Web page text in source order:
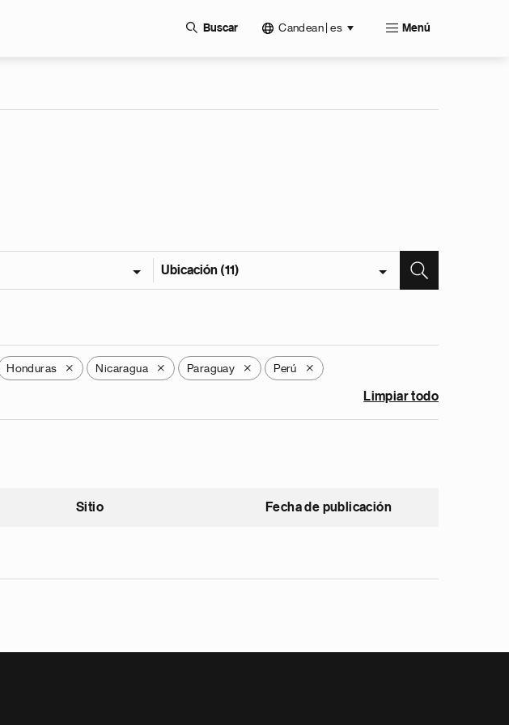
Buscar Candean | es Menú
Ubicación (11)
Honduras X Nicaragua X Paraguay X Perú X
Limpiar todo
Sitio Fecha de publicación